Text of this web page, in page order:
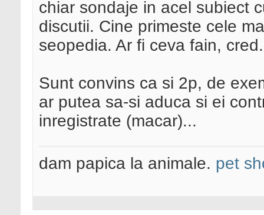
chiar sondaje in acel subiect
discutii. Cine primeste cele
seopedia. Ar fi ceva fain, cred.
Sunt convins ca si 2p, de
ar putea sa-si aduca si ei
inregistrate (macar)...
dam papica la animale. pet